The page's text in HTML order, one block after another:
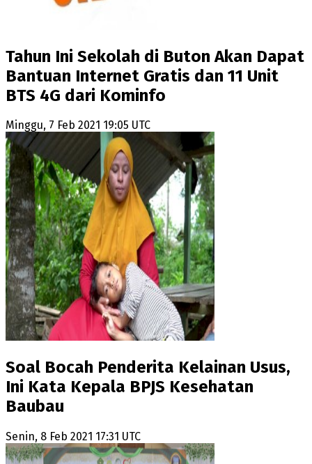
Tahun Ini Sekolah di Buton Akan Dapat
Bantuan Internet Gratis dan 11 Unit
BTS 4G dari Kominfo
Minggu, 7 Feb 2021 19:05 UTC
Soal Bocah Penderita Kelainan Usus,
Ini Kata Kepala BPJS Kesehatan
Baubau
Senin, 8 Feb 2021 17:31 UTC